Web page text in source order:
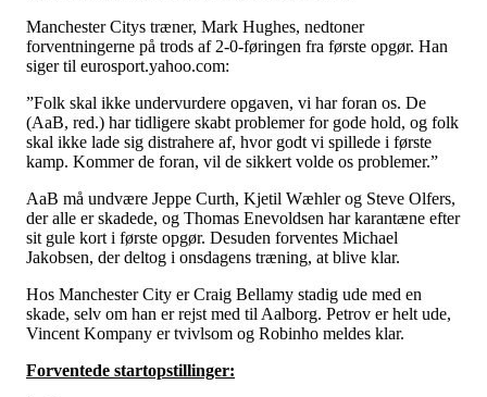
Manchester Citys træner, Mark Hughes, nedtoner
forventningerne på trods af 2-0-føringen fra første opgør. Han
siger til eurosport.yahoo.com:
”Folk skal ikke undervurdere opgaven, vi har foran os. De
(AaB, red.) har tidligere skabt problemer for gode hold, og folk
skal ikke lade sig distrahere af, hvor godt vi spillede i første
kamp. Kommer de foran, vil de sikkert volde os problemer.”
AaB må undvære Jeppe Curth, Kjetil Wæhler og Steve Olfers,
der alle er skadede, og Thomas Enevoldsen har karantæne efter
sit gule kort i første opgør. Desuden forventes Michael
Jakobsen, der deltog i onsdagens træning, at blive klar.
Hos Manchester City er Craig Bellamy stadig ude med en
skade, selv om han er rejst med til Aalborg. Petrov er helt ude,
Vincent Kompany er tvivlsom og Robinho meldes klar.
Forventede startopstillinger: